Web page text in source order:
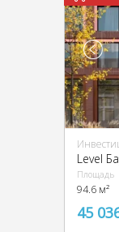
Площадь
94.6 м²
45